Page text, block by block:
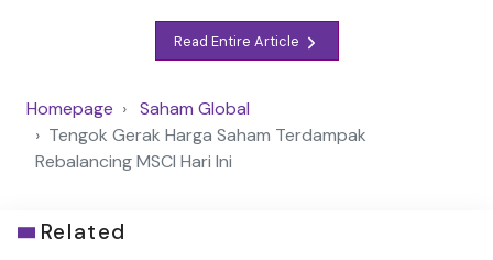
Read Entire Article
Homepage
Saham Global
Tengok Gerak Harga Saham Terdampak
Rebalancing MSCI Hari Ini
Related